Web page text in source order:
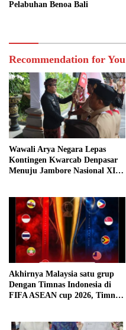
Pelabuhan Benoa Bali
Recommendation for You
Wawali Arya Negara Lepas
Kontingen Kwarcab Denpasar
Menuju Jambore Nasional XII
Akhirnya Malaysia satu grup
Dengan Timnas Indonesia di
FIFA ASEAN cup 2026, Timnas